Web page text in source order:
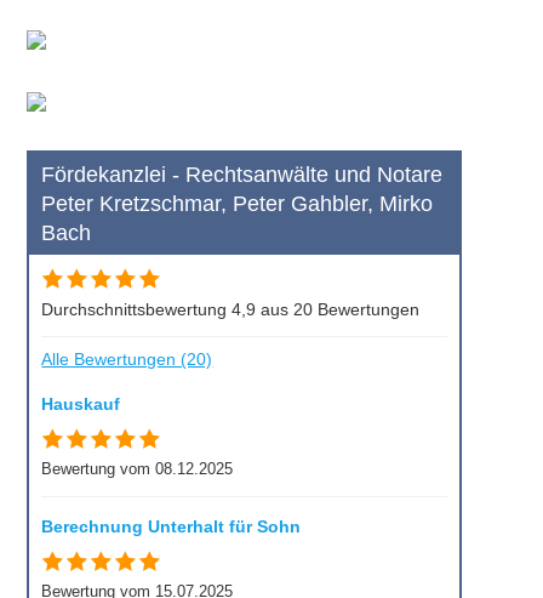
Fördekanzlei - Rechtsanwälte und Notare
Peter Kretzschmar, Peter Gahbler, Mirko
Bach
Durchschnittsbewertung 4,9 aus 20 Bewertungen
Alle Bewertungen (20)
Hauskauf
Bewertung vom 08.12.2025
Berechnung Unterhalt für Sohn
Bewertung vom 15.07.2025